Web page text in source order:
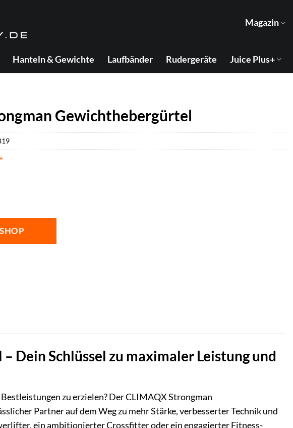
Magazin
Hanteln & Gewichte Laufbänder Rudergeräte Juice Plus+
Gewichthebergürtel
Dein Schlüssel zu maximaler Leistung und
zu erzielen? Der CLIMAQX Strongman
Partner auf dem Weg zu mehr Stärke, verbesserter Technik und
ein ambitionierter Crossfitter oder ein engagierter Fitness-